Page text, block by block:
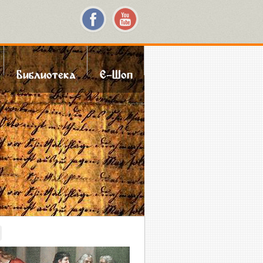
Библиотека Е-Шоп